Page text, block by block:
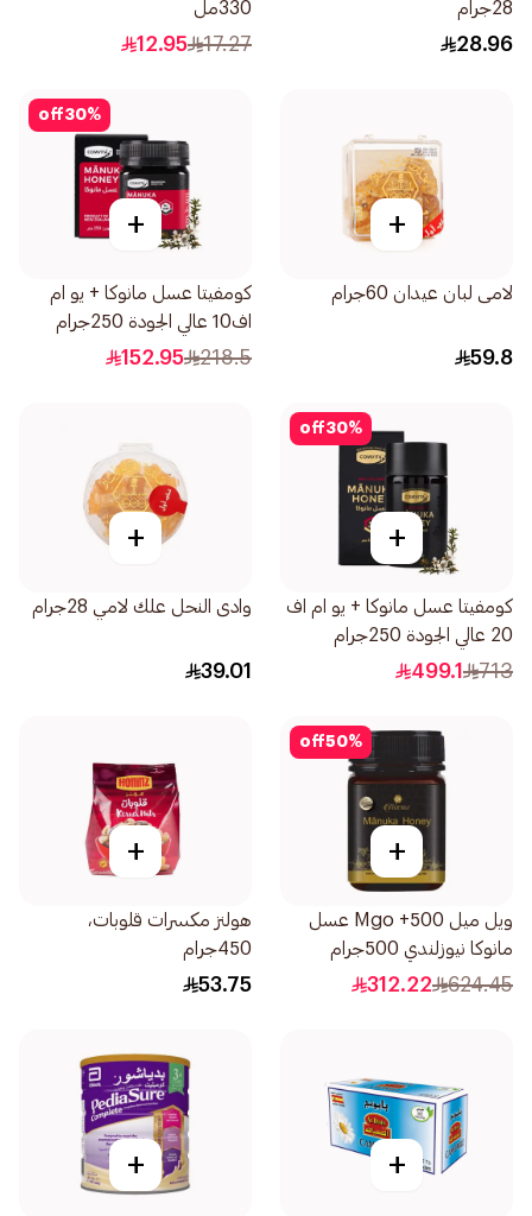
28جرام
28.96
330مل
17.27
12.95
+
لامى لبان عيدان 60جرام
59.8
30%
off
+
كومفيتا عسل مانوكا + يو ام
اف10 عالي الجودة 250جرام
218.5
152.95
30%
off
+
كومفيتا عسل مانوكا + يو ام اف
20 عالي الجودة 250جرام
713
499.1
+
وادى النحل علك لامي 28جرام
39.01
50%
off
+
ويل ميل Mgo +500 عسل
مانوكا نيوزلندي 500جرام
624.45
312.22
+
هولنز مكسرات قلوبات،
450جرام
53.75
+
+